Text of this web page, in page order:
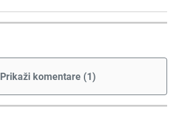
Prikaži komentare (1)